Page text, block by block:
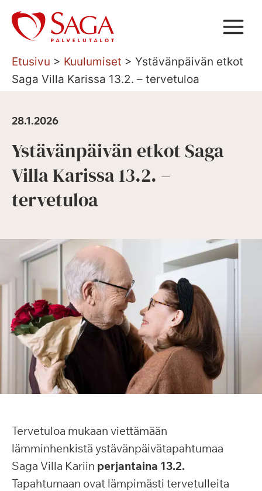
Siirry
sisältöön
Etusivu > Kuulumiset > Ystävänpäivän etkot
Saga Villa Karissa 13.2. – tervetuloa
28.1.2026
Ystävänpäivän etkot Saga
Villa Karissa 13.2. –
tervetuloa
Tervetuloa mukaan viettämään
lämminhenkistä ystävänpäivätapahtumaa
Saga Villa Kariin perjantaina 13.2.
Tapahtumaan ovat lämpimästi tervetulleita